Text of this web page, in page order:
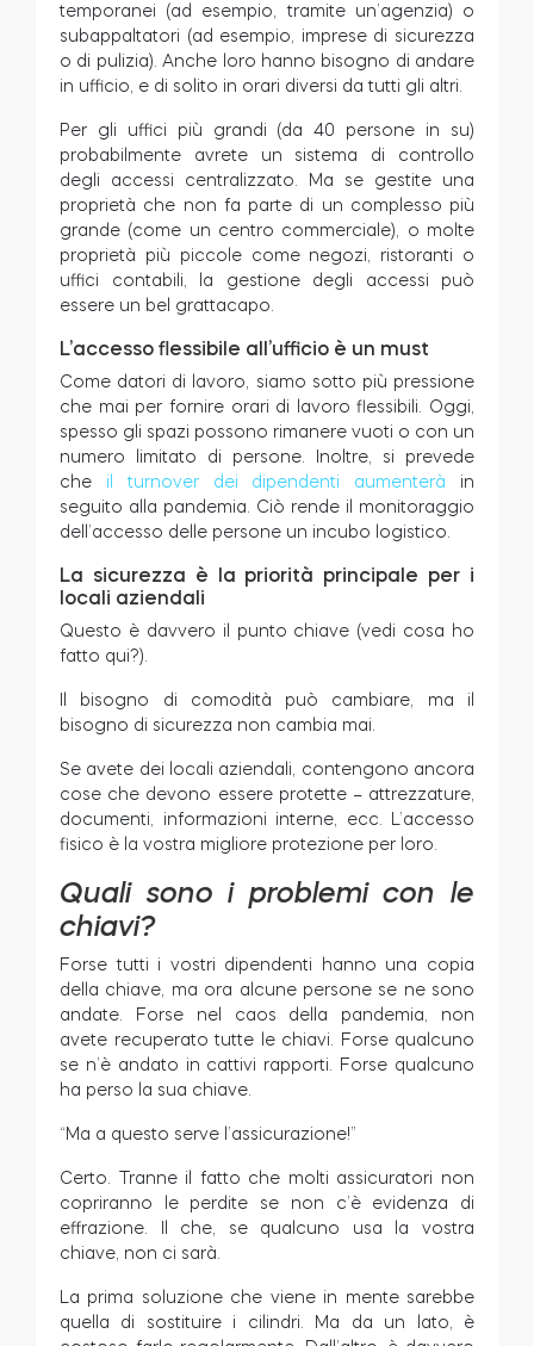
temporanei (ad esempio, tramite un’agenzia) o
subappaltatori (ad esempio, imprese di sicurezza
o di pulizia). Anche loro hanno bisogno di andare
in ufficio, e di solito in orari diversi da tutti gli altri.
Per gli uffici più grandi (da 40 persone in su)
probabilmente avrete un sistema di controllo
degli accessi centralizzato. Ma se gestite una
proprietà che non fa parte di un complesso più
grande (come un centro commerciale), o molte
proprietà più piccole come negozi, ristoranti o
uffici contabili, la gestione degli accessi può
essere un bel grattacapo.
L’accesso flessibile all’ufficio è un must
Come datori di lavoro, siamo sotto più pressione
che mai per fornire orari di lavoro flessibili. Oggi,
spesso gli spazi possono rimanere vuoti o con un
numero limitato di persone. Inoltre, si prevede
che il turnover dei dipendenti aumenterà in
seguito alla pandemia. Ciò rende il monitoraggio
dell’accesso delle persone un incubo logistico.
La sicurezza è la priorità principale per i
locali aziendali
Questo è davvero il punto chiave (vedi cosa ho
fatto qui?).
Il bisogno di comodità può cambiare, ma il
bisogno di sicurezza non cambia mai.
Se avete dei locali aziendali, contengono ancora
cose che devono essere protette – attrezzature,
documenti, informazioni interne, ecc. L’accesso
fisico è la vostra migliore protezione per loro.
Quali sono i problemi con le
chiavi?
Forse tutti i vostri dipendenti hanno una copia
della chiave, ma ora alcune persone se ne sono
andate. Forse nel caos della pandemia, non
avete recuperato tutte le chiavi. Forse qualcuno
se n’è andato in cattivi rapporti. Forse qualcuno
ha perso la sua chiave.
“Ma a questo serve l’assicurazione!”
Certo. Tranne il fatto che molti assicuratori non
copriranno le perdite se non c’è evidenza di
effrazione. Il che, se qualcuno usa la vostra
chiave, non ci sarà.
La prima soluzione che viene in mente sarebbe
quella di sostituire i cilindri. Ma da un lato, è